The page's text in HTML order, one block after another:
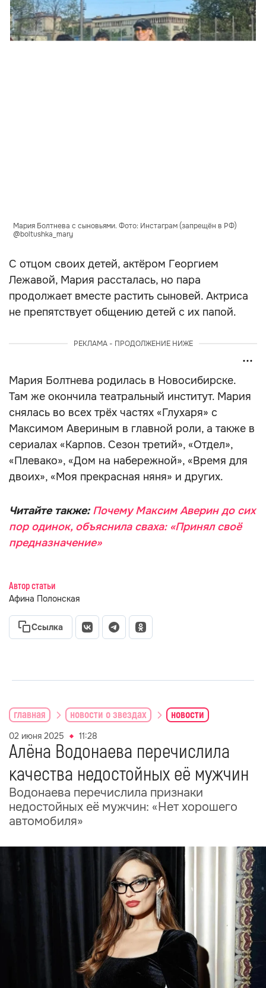
Мария Болтнева с сыновьями. Фото: Инстаграм (запрещён в РФ)
@boltushka_mary
С отцом своих детей, актёром Георгием
Лежавой, Мария рассталась, но пара
продолжает вместе растить сыновей. Актриса
не препятствует общению детей с их папой.
РЕКЛАМА - ПРОДОЛЖЕНИЕ НИЖЕ
Мария Болтнева родилась в Новосибирске.
Там же окончила театральный институт. Мария
снялась во всех трёх частях «Глухаря» с
Максимом Авериным в главной роли, а также в
сериалах «Карпов. Сезон третий», «Отдел»,
«Плевако», «Дом на набережной», «Время для
двоих», «Моя прекрасная няня» и других.
Читайте также: Почему Максим Аверин до сих
пор одинок, объяснила сваха: «Принял своё
предназначение»
Автор статьи
Афина Полонская
Ссылка
главная новости о звездах новости
02 июня 2025 11:28
Алёна Водонаева перечислила
качества недостойных её мужчин
Водонаева перечислила признаки
недостойных её мужчин: «Нет хорошего
автомобиля»